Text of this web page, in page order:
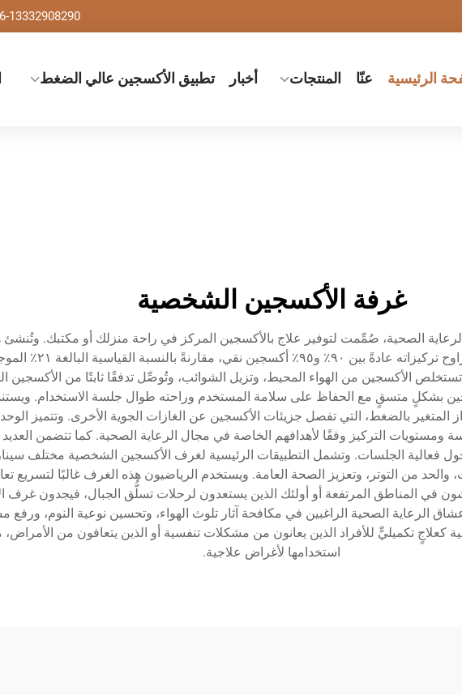
13332908290
الرئيسية عنّا المنتجات أخبار تطبيق الأكسجين عالي الضغط
غرفة الأكسجين الشخصية
الصحية، صُمِّمت لتوفير علاج بالأكسجين المركز في راحة منزلك أو مكتبك. وتُنشئ
يمكن للمستخدمين التنفُّس
الأكسجين من الهواء المحيط، وتزيل الشوائب، وتُوصِّل تدفقًا ثابتًا من
بشكلٍ متسقٍ مع الحفاظ على سلامة المستخدم وراحته طوال جلسة الاستخدام.
المتغير بالضغط، التي تفصل جزيئات الأكسجين عن الغازات الجوية الأخرى. وتتميز
التركيز وفقًا لأهدافهم الخاصة في مجال الرعاية الصحية. كما تتضمن
فعالية الجلسات. وتشمل التطبيقات الرئيسية لغرف الأكسجين الشخصية مختلف
والحد من التوتر، وتعزيز الصحة العامة. ويستخدم الرياضيون هذه الغرف غالبًا
في المناطق المرتفعة أو أولئك الذين يستعدون لرحلات تسلُّق الجبال، فيجدون
الرعاية الصحية الراغبين في مكافحة آثار تلوث الهواء، وتحسين نوعية النوم،
تكميليٍّ للأفراد الذين يعانون من مشكلات تنفسية أو الذين يتعافون من الأمراض،
استخدامها لأغراض علاجية.